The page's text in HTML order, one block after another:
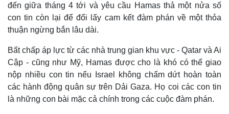
đến giữa tháng 4 tới và yêu cầu Hamas thả một nửa số
con tin còn lại để đổi lấy cam kết đàm phán về một thỏa
thuận ngừng bắn lâu dài.
Bất chấp áp lực từ các nhà trung gian khu vực - Qatar và Ai
Cập - cũng như Mỹ, Hamas được cho là khó có thể giao
nộp nhiều con tin nếu Israel không chấm dứt hoàn toàn
các hành động quân sự trên Dải Gaza. Họ coi các con tin
là những con bài mặc cả chính trong các cuộc đàm phán.